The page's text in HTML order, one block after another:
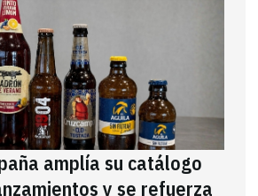
amplía su catálogo
y se refuerza